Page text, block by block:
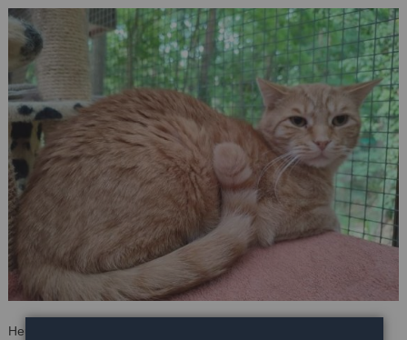
Heute, 15.08.2023, vor einem Jahr hab ich Hans Georg aus dem